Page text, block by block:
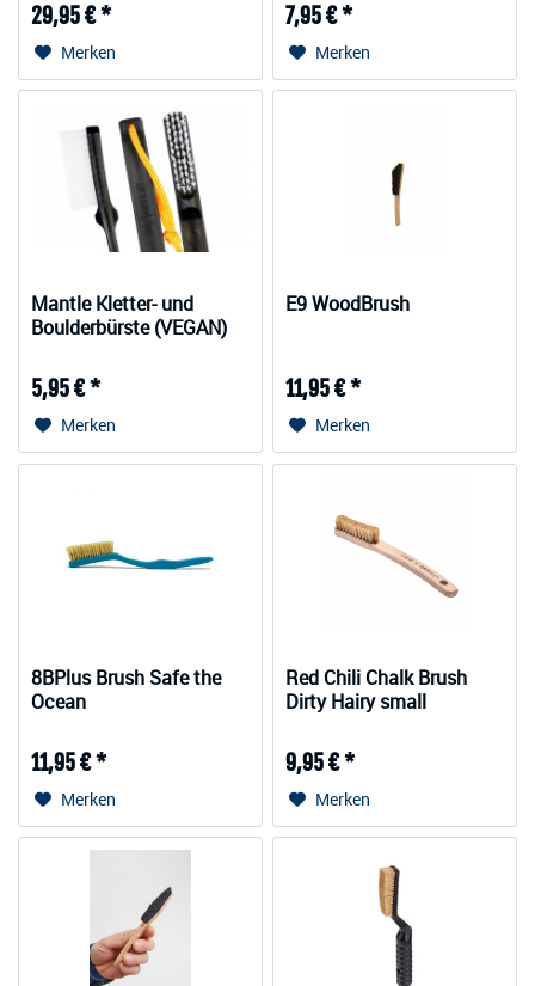
29,95 € *
Merken
7,95 € *
Merken
Mantle Kletter- und
Boulderbürste (VEGAN)
5,95 € *
Merken
E9 WoodBrush
11,95 € *
Merken
8BPlus Brush Safe the
Ocean
11,95 € *
Merken
Red Chili Chalk Brush
Dirty Hairy small
9,95 € *
Merken